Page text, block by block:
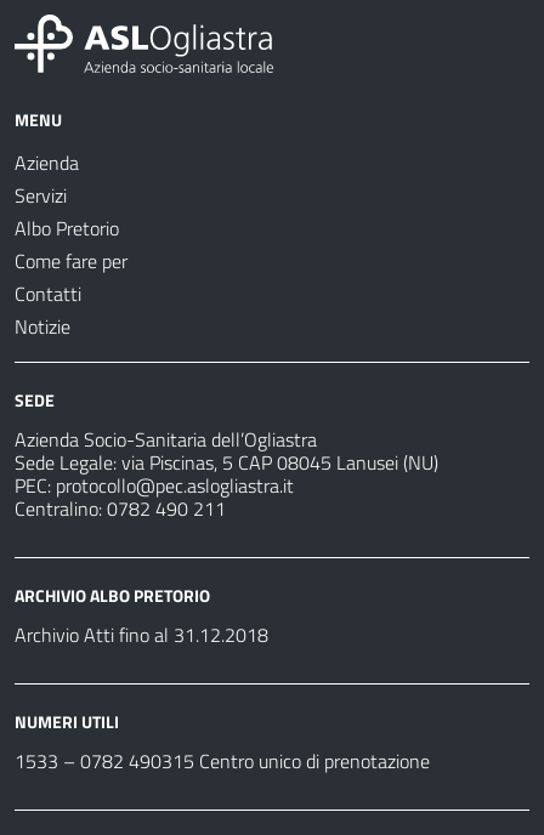
MENU
Azienda
Servizi
Albo Pretorio
Come fare per
Contatti
Notizie
SEDE
Azienda Socio-Sanitaria dell’Ogliastra
Sede Legale: via Piscinas, 5 CAP 08045 Lanusei (NU)
PEC: protocollo@pec.aslogliastra.it
Centralino: 0782 490 211
ARCHIVIO ALBO PRETORIO
Archivio Atti fino al 31.12.2018
NUMERI UTILI
1533 – 0782 490315 Centro unico di prenotazione